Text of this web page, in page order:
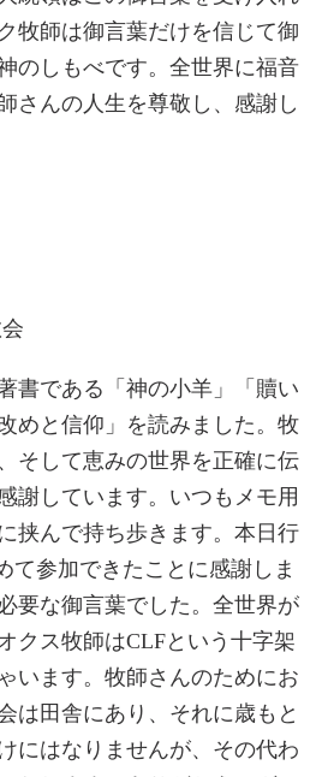
牧師は御言葉だけを信じて御
のしもべです。全世界に福音
さんの人生を尊敬し、感謝し
書である「神の小羊」「贖い
めと信仰」を読みました。牧
そして恵みの世界を正確に伝
謝しています。いつもメモ用
挟んで持ち歩きます。本日行
て参加できたことに感謝しま
要な御言葉でした。全世界が
クス牧師はCLFという十字架
います。牧師さんのためにお
は田舎にあり、それに歳もと
にはなりませんが、その代わ